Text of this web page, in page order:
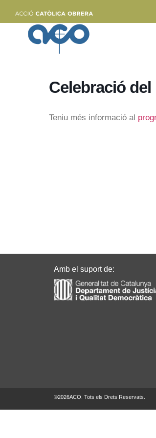
Celebració del
Teniu més informació al
Amb el suport de:
©2026ACO. Tots els Drets Reservats.